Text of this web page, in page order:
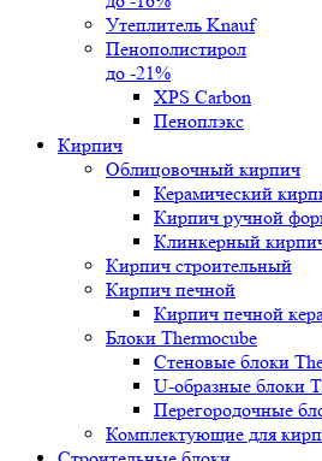
Утеплитель Knauf
Пенополистирол
до -21%
XPS Carbon
Пеноплэкс
Кирпич
Облицовочный кирпич
Керамический
Кирпич ручной
Клинкерный
Кирпич строительный
Кирпич печной
Кирпич печной
Блоки Thermocube
Стеновые блоки
U-образные блоки
Перегородочные
Комплектующие для